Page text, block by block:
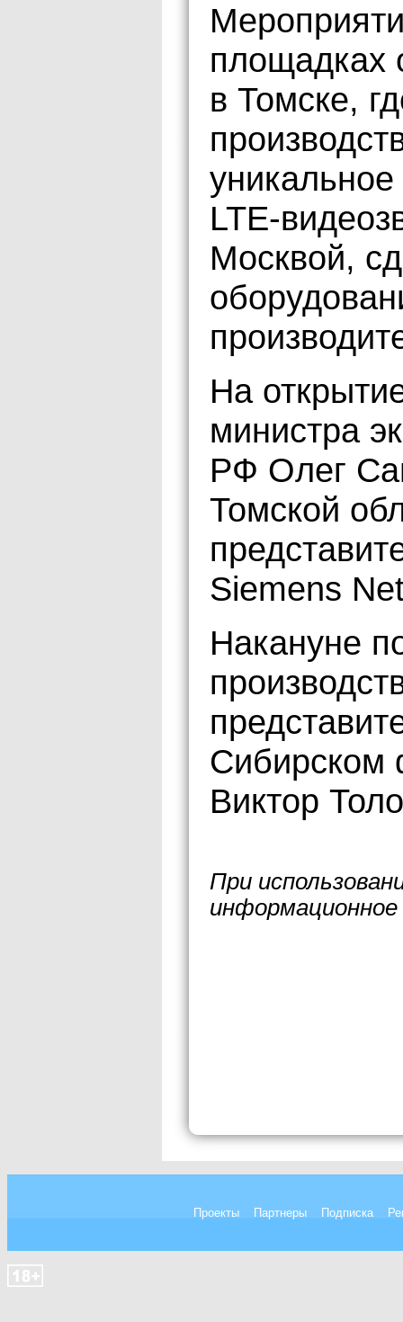
площадках
в Томске,
LTE-
Москвой,
На
министра
РФ Олег
Томской
Siemens
Накануне
Сибирском
Виктор
При
Проекты Партнеры Подписка